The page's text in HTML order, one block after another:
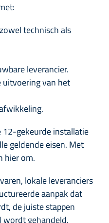
technisch als
leverancier.
uitvoering van het
12-gekeurde installatie
geldende eisen. Met
hier om.
lokale leveranciers
aanpak dat
de juiste stappen
wordt gehandeld.